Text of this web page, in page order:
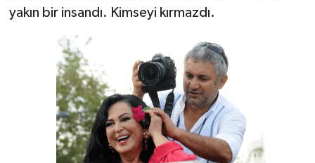
yakın bir insandı. Kimseyi kırmazdı.